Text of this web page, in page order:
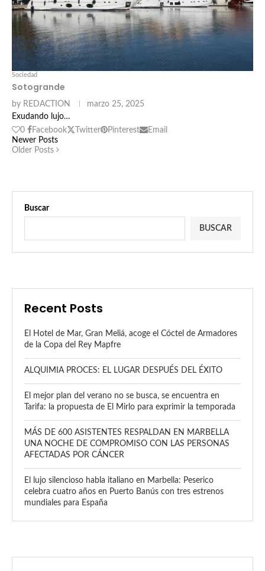
Sociedad
Sotogrande
by REDACTION
marzo 25, 2025
Exudando lujo…
0
Facebook Twitter Pinterest
Email
Newer Posts
Older Posts
Buscar
BUSCAR
Recent Posts
El Hotel de Mar, Gran Meliá, acoge el Cóctel de Armadores
de la Copa del Rey Mapfre
ALQUIMIA PROCES: EL LUGAR DESPUÉS DEL ÉXITO
El mejor plan del verano no se busca, se encuentra en
Tarifa: la propuesta de El Mirlo para exprimir la temporada
MÁS DE 600 ASISTENTES RESPALDAN EN MARBELLA
UNA NOCHE DE COMPROMISO CON LAS PERSONAS
AFECTADAS POR CÁNCER
El lujo silencioso habla italiano en Marbella: Peserico
celebra cuatro años en Puerto Banús con tres estrenos
mundiales para España